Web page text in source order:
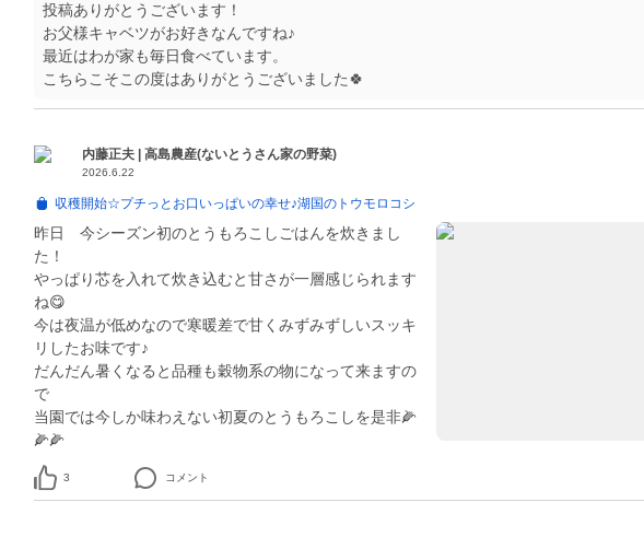
投稿ありがとうございます！
お父様キャベツがお好きなんですね♪
最近はわが家も毎日食べています。
こちらこそこの度はありがとうございました🍀
内藤正夫 | 高島農産(ないとうさん家の野菜)
2026.6.22
収穫開始☆プチっとお口いっぱいの幸せ♪湖国のトウモロコシ
昨日 今シーズン初のとうもろこしごはんを炊きまし
た！
やっぱり芯を入れて炊き込むと甘さが一層感じられます
ね😋
今は夜温が低めなので寒暖差で甘くみずみずしいスッキ
リしたお味です♪
だんだん暑くなると品種も穀物系の物になって来ますの
で
当園では今しか味わえない初夏のとうもろこしを是非🌽
🌽🌽
3 コメント